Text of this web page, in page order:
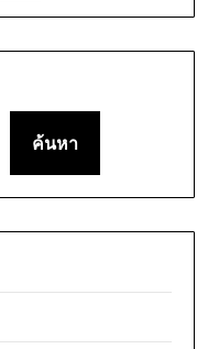
ค้นหา